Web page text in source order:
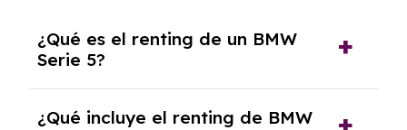
¿Qué es el renting de un BMW
Serie 5?
de alquiler a largo plazo en el que pagas una
¿Qué incluye el renting de BMW